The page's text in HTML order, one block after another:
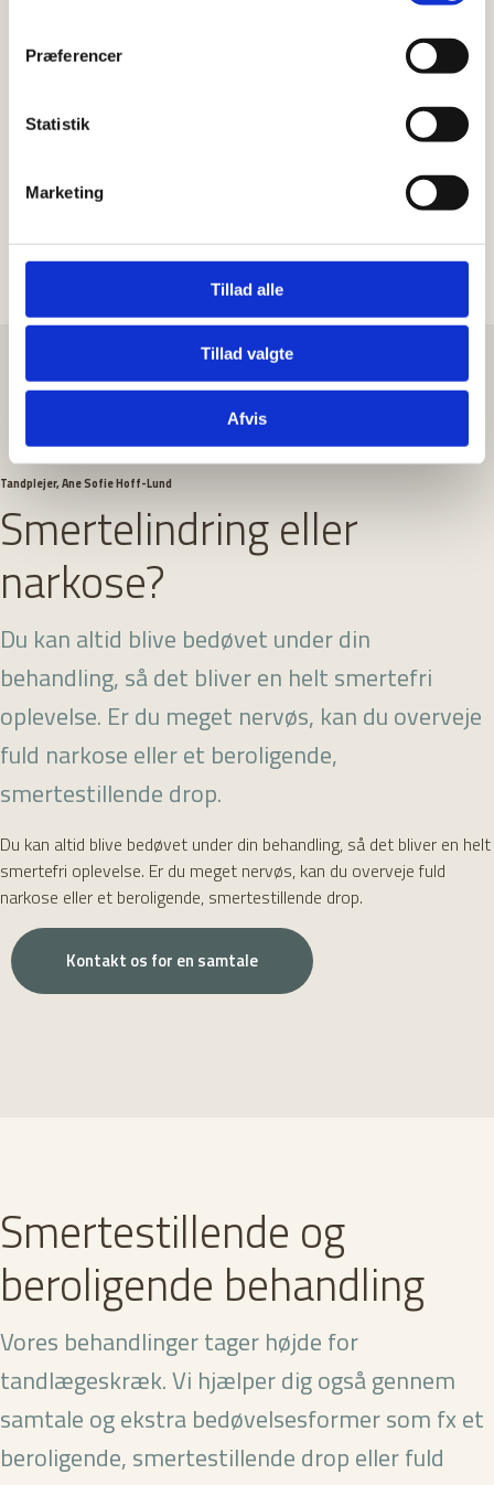
Præferencer
Statistik
Marketing
Tillad alle
Tillad valgte
Afvis
Tandplejer, Ane Sofie Hoff-Lund
Smertelindring eller
narkose?
Du kan altid blive bedøvet under din
behandling, så det bliver en helt smertefri
oplevelse. Er du meget nervøs, kan du overveje
fuld narkose eller et beroligende,
smertestillende drop.
Du kan altid blive bedøvet under din behandling, så det bliver en helt
smertefri oplevelse. Er du meget nervøs, kan du overveje fuld
narkose eller et beroligende, smertestillende drop.
Kontakt os for en samtale
Smertestillende og
beroligende behandling
Vores behandlinger tager højde for
tandlægeskræk. Vi hjælper dig også gennem
samtale og ekstra bedøvelsesformer som fx et
beroligende, smertestillende drop eller fuld